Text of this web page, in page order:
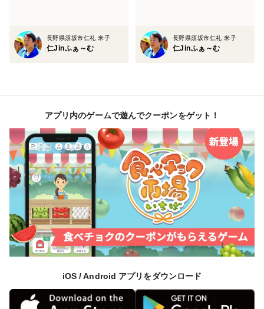
長野県須坂市仁礼 米子
仁Jinふぁ～む
長野県須坂市仁礼 米子
仁Jinふぁ～む
アプリ内のゲームで遊んでクーポンをゲット！
iOS / Android アプリをダウンロード